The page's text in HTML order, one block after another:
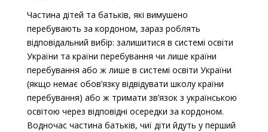
Частина дітей та батьків, які вимушено
перебувають за кордоном, зараз роблять
відповідальний вибір: залишитися в системі освіти
України та країни перебування чи лише країни
перебування або ж лише в системі освіти України
(якщо немає обов’язку відвідувати школу країни
перебування) або ж тримати зв’язок з українською
освітою через відповідні осередки за кордоном.
Водночас частина батьків, чиї діти йдуть у перший